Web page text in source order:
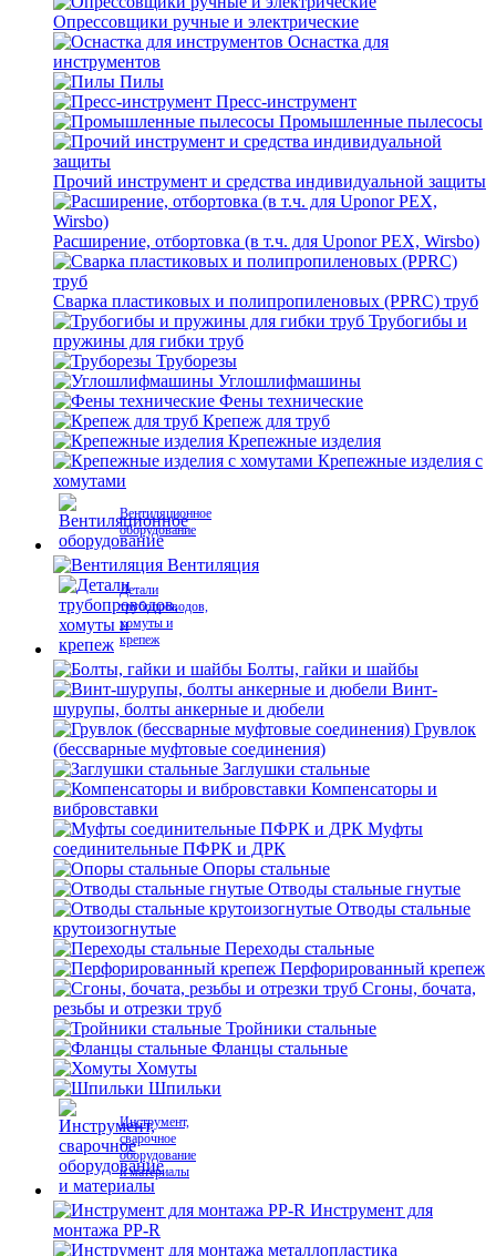
Опрессовщики ручные и электрические
Оснастка для
инструментов
Пилы
Пресс-инструмент
Промышленные пылесосы
Прочий инструмент и средства индивидуальной защиты
Расширение, отбортовка (в т.ч. для Uponor PEX, Wirsbo)
Сварка пластиковых и полипропиленовых (PPRC) труб
Трубогибы и
пружины для гибки труб
Труборезы
Углошлифмашины
Фены технические
Крепеж для труб
Крепежные изделия
Крепежные изделия с
хомутами
Вентиляционное
оборудование
Вентиляция
Детали
трубопроводов,
хомуты и
крепеж
Болты, гайки и шайбы
Винт-
шурупы, болты анкерные и дюбели
Грувлок
(бессварные муфтовые соединения)
Заглушки стальные
Компенсаторы и
вибровставки
Муфты
соединительные ПФРК и ДРК
Опоры стальные
Отводы стальные гнутые
Отводы стальные
крутоизогнутые
Переходы стальные
Перфорированный крепеж
Сгоны, бочата,
резьбы и отрезки труб
Тройники стальные
Фланцы стальные
Хомуты
Шпильки
Инструмент,
сварочное
оборудование
и материалы
Инструмент для
монтажа PP-R